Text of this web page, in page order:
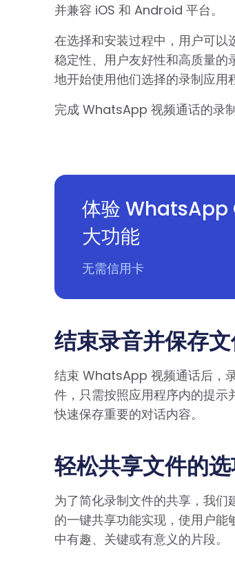
并兼容 iOS 和 Android 平台。
在选择和安装过程中，用户可
稳定性、用户友好性和高质量的
地开始使用他们选择的录制应用
完成 WhatsApp 视频通话的录
体验 WhatsApp
大功能
无需信用卡
结束录音并保存
结束 WhatsApp 视频通话后，
件，只需按照应用程序内的提
快速保存重要的对话内容。
轻松共享文件的
为了简化录制文件的共享，我
的一键共享功能实现，使用户
中有趣、关键或有意义的片段。